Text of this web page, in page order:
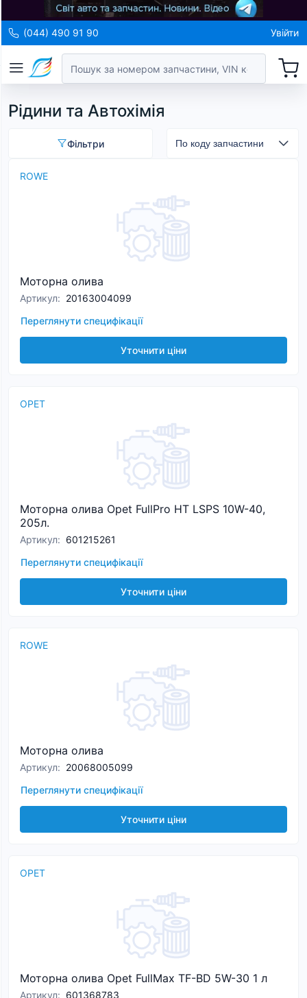
(044) 490 91 90 Увійти
Рідини та Автохімія
Фільтри
ROWE
Моторна олива
Артикул: 20163004099
Переглянути специфікації
Уточнити ціни
OPET
Моторна олива Opet FullPro HT LSPS 10W-40,
205л.
Артикул: 601215261
Переглянути специфікації
Уточнити ціни
ROWE
Моторна олива
Артикул: 20068005099
Переглянути специфікації
Уточнити ціни
OPET
Моторна олива Opet FullMax TF-BD 5W-30 1 л
Артикул: 601368783